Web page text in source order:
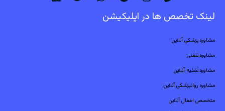
لینک تخصص ها در اپلیکیشن
مشاوره پزشکی آنلاین
مشاوره تلفنی
مشاوره تغذیه آنلاین
مشاوره روانپزشکی آنلاین
متخصص اطفال آنلاین